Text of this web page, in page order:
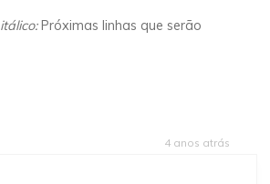
itálico:Próximas linhas que serão
4 anos atrás